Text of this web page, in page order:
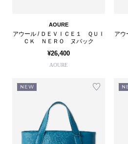
AOURE
アウール / ＤＥＶＩＣＥ１ ＱＵＩ
ＣＫ ＮＥＲＯ ヌバック
¥26,400
AOURE
アウ
NEW